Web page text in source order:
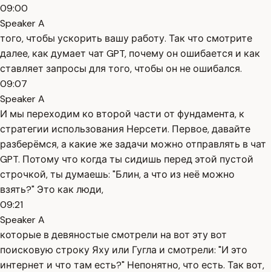
09:00
Speaker A
того, чтобы ускорить вашу работу. Так что смотрите
далее, как думает чат GPT, почему он ошибается и как
ставляет запросы для того, чтобы он не ошибался.
09:07
Speaker A
И мы переходим ко второй части от фундамента, к
стратегии использования Нерсети. Первое, давайте
разберёмся, а какие же задачи можно отправлять в чат
GPT. Потому что когда ты сидишь перед этой пустой
строчкой, ты думаешь: "Блин, а что из неё можно
взять?" Это как люди,
09:21
Speaker A
которые в девяностые смотрели на вот эту вот
поисковую строку Яху или Гугла и смотрели: "И это
интернет и что там есть?" Непонятно, что есть. Так вот,